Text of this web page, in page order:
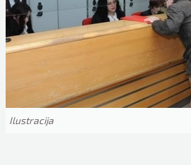
Ilustracija